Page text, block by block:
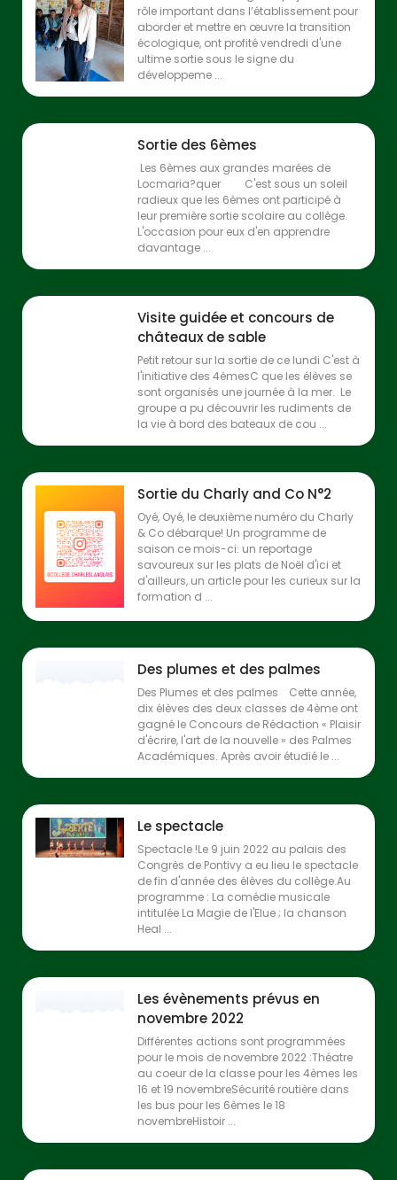
rôle important dans l’établissement pour
aborder et mettre en œuvre la transition
écologique, ont profité vendredi d'une
ultime sortie sous le signe du
développeme ...
Sortie des 6èmes
Les 6èmes aux grandes marées de
Locmaria?quer C'est sous un soleil
radieux que les 6èmes ont participé à
leur première sortie scolaire au collège.
L'occasion pour eux d'en apprendre
davantage ...
Visite guidée et concours de
châteaux de sable
Petit retour sur la sortie de ce lundi C'est à
l'initiative des 4èmesC que les élèves se
sont organisés une journée à la mer. Le
groupe a pu découvrir les rudiments de
la vie à bord des bateaux de cou ...
Sortie du Charly and Co N°2
Oyé, Oyé, le deuxième numéro du Charly
& Co débarque! Un programme de
saison ce mois-ci: un reportage
savoureux sur les plats de Noël d'ici et
d'ailleurs, un article pour les curieux sur la
formation d ...
Des plumes et des palmes
Des Plumes et des palmes Cette année,
dix élèves des deux classes de 4ème ont
gagné le Concours de Rédaction « Plaisir
d'écrire, l'art de la nouvelle » des Palmes
Académiques. Après avoir étudié le ...
Le spectacle
Spectacle !Le 9 juin 2022 au palais des
Congrès de Pontivy a eu lieu le spectacle
de fin d'année des élèves du collège.Au
programme : La comédie musicale
intitulée La Magie de l'Elue ; la chanson
Heal ...
Les évènements prévus en
novembre 2022
Différentes actions sont programmées
pour le mois de novembre 2022 :Théatre
au coeur de la classe pour les 4èmes les
16 et 19 novembreSécurité routière dans
les bus pour les 6èmes le 18
novembreHistoir ...